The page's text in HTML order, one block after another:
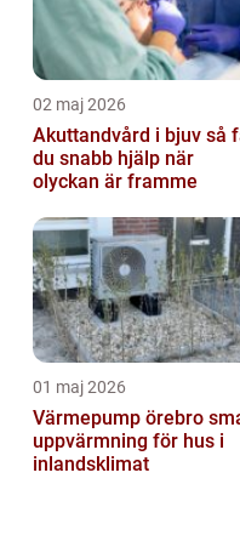
02 maj 2026
Akuttandvård i bjuv så får
du snabb hjälp när
olyckan är framme
01 maj 2026
Värmepump örebro smart
uppvärmning för hus i
inlandsklimat